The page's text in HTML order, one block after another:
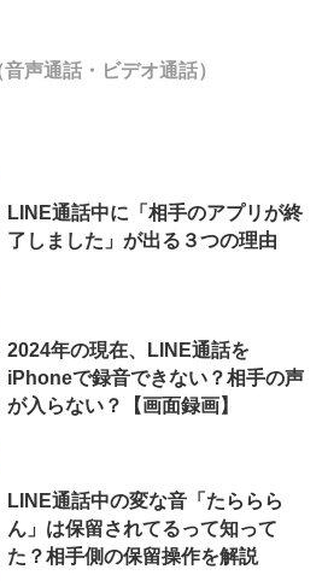
声通話・ビデオ通話）
LINE通話中に「相手のアプリが終
了しました」が出る３つの理由
2024年の現在、LINE通話を
iPhoneで録音できない？相手の声
が入らない？【画面録画】
LINE通話中の変な音「たららら
ん」は保留されてるって知って
た？相手側の保留操作を解説